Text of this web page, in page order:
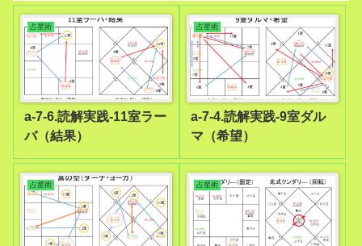
占星術
a-7-6.読解実践-11室ラー
バ（結果）
占星術
a-7-4.読解実践-9室ダル
マ（希望）
占星術 占星術